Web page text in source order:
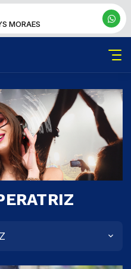
MORAES CHEGA JUNTO